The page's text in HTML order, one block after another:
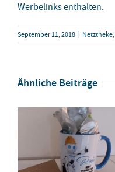
Werbelinks enthalten.
September 11, 2018 | Netztheke,
Ähnliche Beiträge